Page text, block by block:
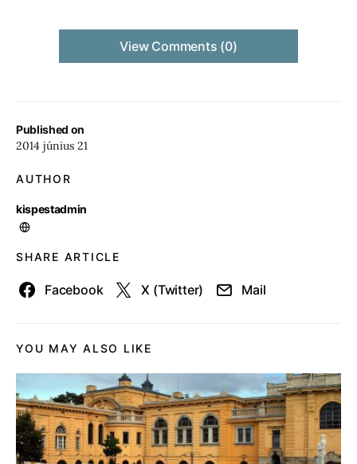
Published on
2014 június 21
AUTHOR
kispestadmin
SHARE ARTICLE
Facebook X (Twitter) Mail
View Comments (0)
YOU MAY ALSO LIKE